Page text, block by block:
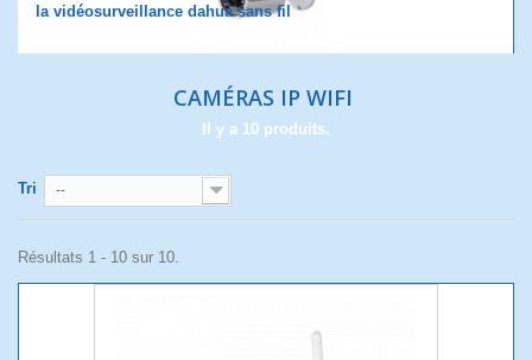
la vidéosurveillance dahua sans fil
CAMÉRAS IP WIFI
Il y a 10 produits.
Tri --
Résultats 1 - 10 sur 10.